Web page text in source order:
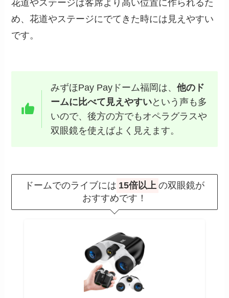
花道やステージは客席より高い位置に作られるた
め、花道やステージにでてきた時には見えやすい
です。
みずほPay Payドーム福岡は、 他のド
ームに比べて見えやすいという声も多
いので、後方の方でもオペラグラスや
双眼鏡を使えばよく見えます。
ドームでのライブには 15倍以上 の双眼鏡が
おすすめです！